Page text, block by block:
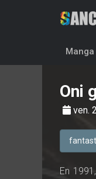
Manga
Oni
ven.
En